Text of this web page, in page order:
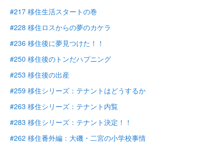
#217 移住生活スタートの巻
#228 移住ロスからの夢のカケラ
#236 移住後に夢見つけた！！
#250 移住後のトンだハプニング
#253 移住後の出産
#259 移住シリーズ：テナントはどうするか
#263 移住シリーズ：テナント内覧
#283 移住シリーズ：テナント決定！！
#262 移住番外編：大磯・二宮の小学校事情